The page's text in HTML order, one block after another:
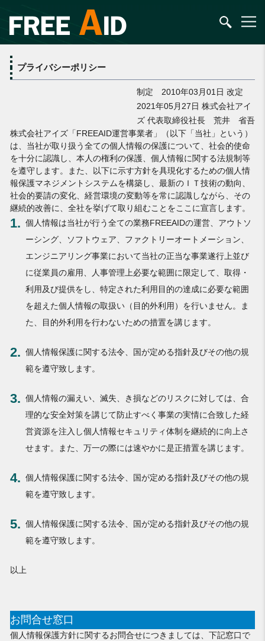
プライバシーポリシー
制定 2010年03月01日 改定
2021年05月27日 株式会社アイ
ズ 代表取締役社長 荒井 省吾
株式会社アイズ「FREEAID運営事業者」（以下「当社」という）
は、当社が取り扱う全ての個人情報の保護について、社会的使命
を十分に認識し、本人の権利の保護、個人情報に関する法規制等
を遵守します。また、以下に示す方針を具現化するための個人情
報保護マネジメントシステムを構築し、最新のＩＴ技術の動向、
社会的要請の変化、経営環境の変動等を常に認識しながら、その
継続的改善に、全社を挙げて取り組むことをここに宣言します。
1. 個人情報は当社が行う全ての業務FREEAIDの運営、アウトソ
ーシング、ソフトウェア、ファクトリーオートメーション、
エンジニアリング事業において当社の正当な事業遂行上並び
に従業員の雇用、人事管理上必要な範囲に限定して、取得・
利用及び提供をし、特定された利用目的の達成に必要な範囲
を超えた個人情報の取扱い（目的外利用）を行いません。ま
た、目的外利用を行わないための措置を講じます。
2. 個人情報保護に関する法令、国が定める指針及びその他の規
範を遵守致します。
3. 個人情報の漏えい、滅失、き損などのリスクに対しては、合
理的な安全対策を講じて防止すべく事業の実情に合致した経
営資源を注入し個人情報セキュリティ体制を継続的に向上さ
せます。また、万一の際には速やかに是正措置を講じます。
4. 個人情報保護に関する法令、国が定める指針及びその他の規
範を遵守致します。
5. 個人情報保護に関する法令、国が定める指針及びその他の規
範を遵守致します。
以上
お問合せ窓口
個人情報保護方針に関するお問合せにつきましては、下記窓口で